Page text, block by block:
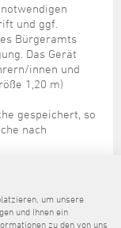
und ggf.
Bürgeramts
Das Gerät
innen und
1,20 m)
gespeichert, so
nach
abgerufen
um unsere
und Ihnen ein
zu den von uns